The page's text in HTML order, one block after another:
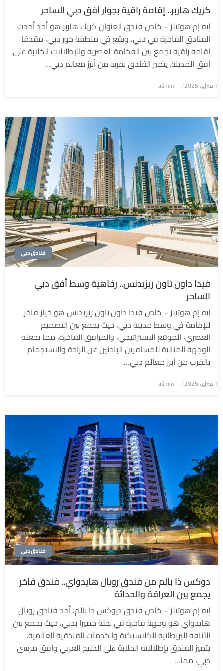
كريك هاربر.. إقامة راقية بجوار أفق دبي الساحر
إيه إم هوتيلز – خاص فندق العنوان كريك هاربر هو أحد أحدث
الفنادق الفاخرة في دبي، ويقع في منطقة خور دبي، مقدمًا
إقامة راقية تجمع بين الفخامة العصرية والإطلالات الخلابة على
أفق المدينة. يتميز الفندق بقربه من أبرز معالم دبي…
نُشر1 فبراير، 2025 admin
فنادق دبي
فيدا داون تاون ريزيدنس.. رفاهية وسط أفق دبي
الساحر
إيه إم هوتيلز – خاص فيدا داون تاون ريزيدنس هو خيار فاخر
للإقامة في وسط مدينة دبي، حيث يجمع بين التصميم
العصري، الموقع الاستراتيجي، والمرافق الفاخرة، مما يجعله
الوجهة المثالية للمسافرين الباحثين عن الراحة والاستجمام
بالقرب من أبرز معالم دبي….
نُشر1 فبراير، 2025 admin
فنادق دبي
دوكس ذا بالم من فندق رويال هايدواي.. فندق فاخر
يجمع بين العراقة والحداثة
إيه إم هوتيلز – خاص فندق ديوكس ذا بالم، أحد فنادق رويال
هايدواي هو وجهة فاخرة في نخلة جميرا بدبي، حيث يجمع بين
الأناقة البريطانية الكلاسيكية والخدمات الفندقية العالمية.
يتميز الفندق بإطلالاته الخلابة على الخليج العربي وأفق مرسى
دبي، مما…